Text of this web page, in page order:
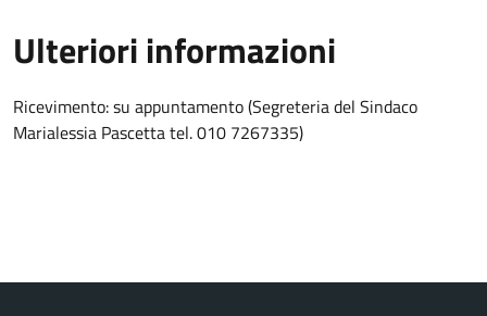
Ulteriori informazioni
Ricevimento: su appuntamento (Segreteria del Sindaco
Marialessia Pascetta tel. 010 7267335)